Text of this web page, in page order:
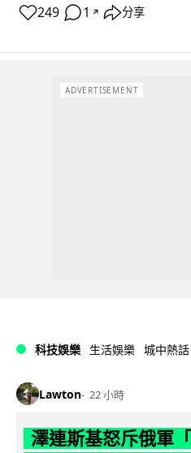
249 1 ↗ 分享
ADVERTISEMENT
科技娛樂 生活娛樂 城中熱話
Lawton 22 小時
澤連斯基怒斥俄軍